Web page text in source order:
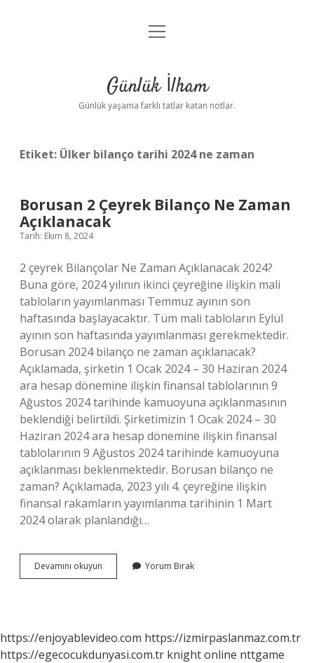
Anasayfa
Yasal Uyarı
menüyü
Günlük İlham
Günlük yaşama farklı tatlar katan notlar.
Etiket: Ülker bilanço tarihi 2024 ne zaman
Borusan 2 Çeyrek Bilanço Ne Zaman
Açıklanacak
Tarih: Ekim 8, 2024
2 çeyrek Bilançolar Ne Zaman Açıklanacak 2024?
Buna göre, 2024 yılının ikinci çeyreğine ilişkin mali
tabloların yayımlanması Temmuz ayının son
haftasında başlayacaktır. Tüm mali tabloların Eylül
ayının son haftasında yayımlanması gerekmektedir.
Borusan 2024 bilanço ne zaman açıklanacak?
Açıklamada, şirketin 1 Ocak 2024 – 30 Haziran 2024
ara hesap dönemine ilişkin finansal tablolarının 9
Ağustos 2024 tarihinde kamuoyuna açıklanmasının
beklendiği belirtildi. Şirketimizin 1 Ocak 2024 – 30
Haziran 2024 ara hesap dönemine ilişkin finansal
tablolarının 9 Ağustos 2024 tarihinde kamuoyuna
açıklanması beklenmektedir. Borusan bilanço ne
zaman? Açıklamada, 2023 yılı 4. çeyreğine ilişkin
finansal rakamların yayımlanma tarihinin 1 Mart
2024 olarak planlandığı…
Devamını okuyun Borusan
2
Açıklanacak
Yorum Bırak
https://enjoyablevideo.com https://izmirpaslanmaz.com.tr
https://egecocukdunyasi.com.tr knight online nttgame